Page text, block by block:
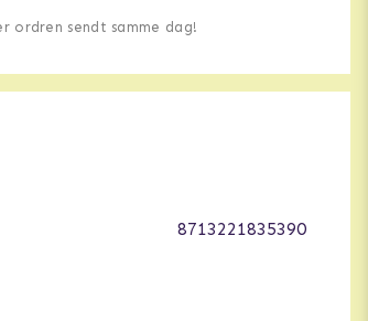
ordren sendt samme dag!
8713221835390